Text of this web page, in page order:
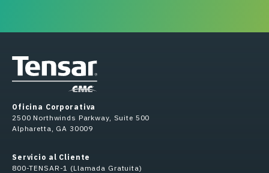
Oficina Corporativa
2500 Northwinds Parkway, Suite 500
Alpharetta, GA 30009
Servicio al Cliente
800-TENSAR-1 (Llamada Gratuita)